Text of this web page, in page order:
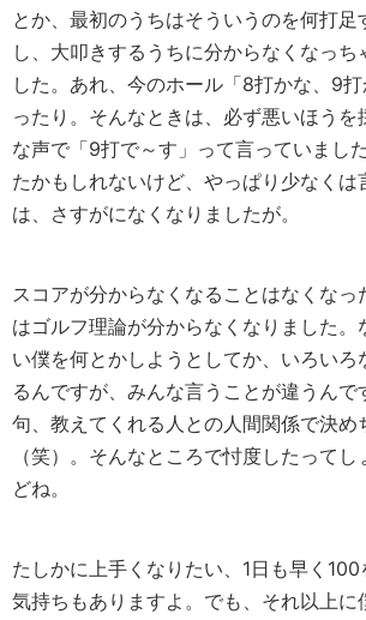
とか、最初のうちはそういうのを何打足
し、大叩きするうちに分からなくなっち
した。あれ、今のホール「8打かな、9
ったり。そんなときは、必ず悪いほうを
な声で「9打で～す」って言っていまし
たかもしれないけど、やっぱり少なくは
は、さすがになくなりましたが。
スコアが分からなくなることはなくなっ
はゴルフ理論が分からなくなりました。
い僕を何とかしようとしてか、いろいろ
るんですが、みんな言うことが違うんで
句、教えてくれる人との人間関係で決め
（笑）。そんなところで忖度したって
どね。
たしかに上手くなりたい、1日も早く100
気持ちもありますよ。でも、それ以上に